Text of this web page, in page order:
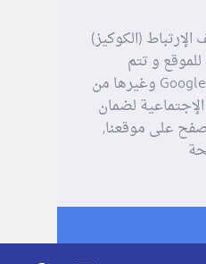
(الكوكيز)
و تتم
مشاركة بعض المعلومات مع Google وغيرها من
لضمان
على موقعنا,